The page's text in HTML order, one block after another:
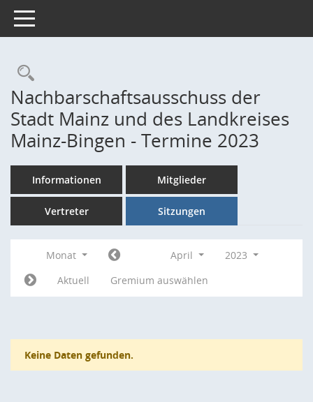
Toggle navigation
Rechercheauswahl
Nachbarschaftsausschuss der
Stadt Mainz und des Landkreises
Mainz-Bingen - Termine 2023
Informationen Mitglieder
Vertreter Sitzungen
Monat April
2023
Aktuell
Gremium auswählen
Keine Daten gefunden.